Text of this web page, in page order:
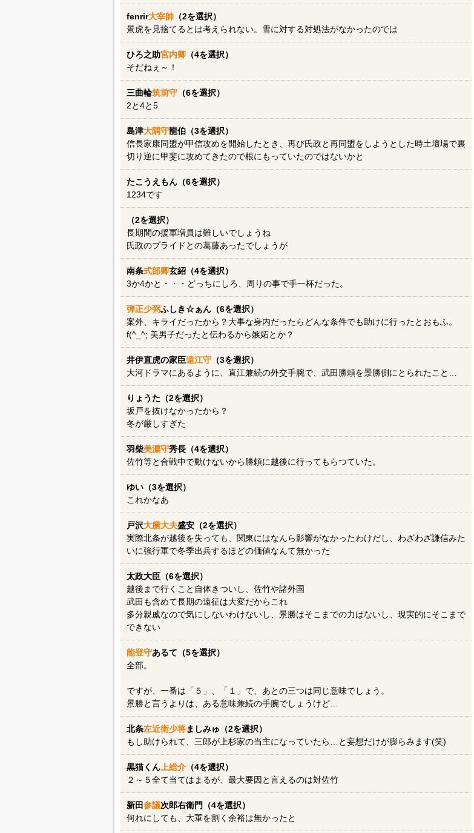
fenrir大宰帥（2を選択）
景虎を見捨てるとは考えられない。雪に対する対処法がなかったのでは
ひろ之助宮内卿（4を選択）
そだねぇ～！
三曲輪筑前守（6を選択）
2と4と5
島津大隅守龍伯（3を選択）
信長家康同盟が甲信攻めを開始したとき、再び氏政と再同盟をしようとした時土壇場で裏
切り逆に甲斐に攻めてきたので根にもっていたのではないかと
たこうえもん（6を選択）
1234です
（2を選択）
長期間の援軍増員は難しいでしょうね
氏政のプライドとの葛藤あったでしょうが
南条式部卿玄紹（4を選択）
3か4かと・・・どっちにしろ、周りの事で手一杯だった。
弾正少弼ふしき☆ぁん（6を選択）
案外、キライだったから？大事な身内だったらどんな条件でも助けに行ったとおもふ。
f(^_^; 美男子だったと伝わるから嫉妬とか？
井伊直虎の家臣遠江守（3を選択）
大河ドラマにあるように、直江兼続の外交手腕で、武田勝頼を景勝側にとられたこと…
りょうた（2を選択）
坂戸を抜けなかったから？
冬が厳しすぎた
羽柴美濃守秀長（4を選択）
佐竹等と合戦中で動けないから勝頼に越後に行ってもらつていた。
ゆい（3を選択）
これかなあ
戸沢大膳大夫盛安（2を選択）
実際北条が越後を失っても、関東にはなんら影響がなかったわけだし、わざわざ謙信みた
いに強行軍で冬季出兵するほどの価値なんて無かった
太政大臣（6を選択）
越後まで行くこと自体きついし、佐竹や諸外国
武田も含めて長期の遠征は大変だからこれ
多分親戚なので気にしないわけないし、景勝はそこまでの力はないし、現実的にそこまで
できない
能登守あるて（5を選択）
全部。
ですが、一番は「５」、「１」で、あとの三つは同じ意味でしょう。
景勝と言うよりは、ある意味兼続の手腕でしょうけど…
北条左近衛少将ましみゅ（2を選択）
もし助けられて、三郎が上杉家の当主になっていたら…と妄想だけが膨らみます(笑)
黒猫くん上総介（4を選択）
２～５全て当てはまるが、最大要因と言えるのは対佐竹
新田参議次郎右衛門（4を選択）
何れにしても、大軍を割く余裕は無かったと